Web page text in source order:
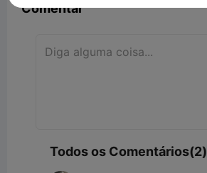
Comentar
Todos os Comentários(2)